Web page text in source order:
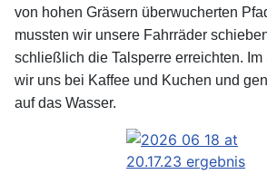
von hohen Gräsern überwucherten
mussten wir unsere Fahrräder
schließlich die Talsperre erreichten. Im
wir uns bei Kaffee und Kuchen und
auf das Wasser.